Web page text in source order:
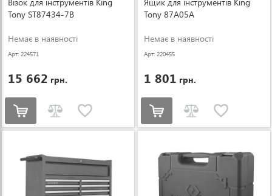
Tony ST87434-7B
Немає в наявності
Арт: 224571
15 662 грн.
Tony 87A05A
Немає в наявності
Арт: 220455
1 801 грн.